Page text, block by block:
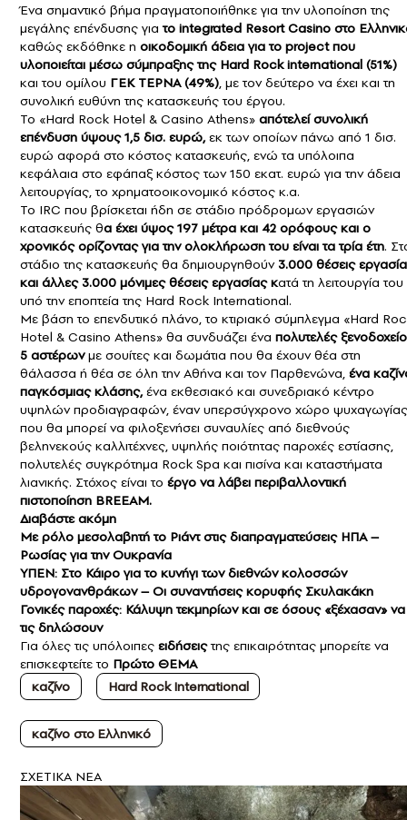
Ένα σημαντικό βήμα πραγματοποιήθηκε για την υλοποίηση της
μεγάλης επένδυσης γιατο integrated Resort Casino στο
καθώς εκδόθηκε η οικοδομική άδεια για το project που
υλοποιείται μέσω σύμπραξης της Hard Rock international (51%)
και του ομίλου ΓΕΚ ΤΕΡΝΑ (49%), με τον δεύτερο να έχει και τη
συνολική ευθύνη της κατασκευής του έργου.
Το «Hard Rock Hotel & Casino Athens» απότελεί συνολική
επένδυση ύψους 1,5 δισ. ευρώ,εκ των οποίων πάνω από 1 δισ.
ευρώ αφορά στο κόστος κατασκευής, ενώ τα υπόλοιπα
κεφάλαια στο εφάπαξ κόστος των 150 εκατ. ευρώ για την άδεια
λειτουργίας, το χρηματοοικονομικό κόστος κ.α.
Το IRC που βρίσκεται ήδη σε στάδιο πρόδρομων εργασιών
κατασκευής θα έχει ύψος 197 μέτρα και 42 ορόφους και ο
χρονικός ορίζοντας για την ολοκλήρωση του είναι τα τρία έτη.
στάδιο της κατασκευής θα δημιουργηθούν 3.000 θέσεις
και άλλες 3.000 μόνιμες θέσεις εργασίας κατά τη λειτουργία του
υπό την εποπτεία της Hard Rock International.
Με βάση το επενδυτικό πλάνο, το κτιριακό σύμπλεγμα «Hard
Hotel & Casino Athens» θα συνδυάζει ένα πολυτελές ξενοδοχείο
5 αστέρωνμε σουίτες και δωμάτια που θα έχουν θέα στη
θάλασσα ή θέα σε όλη την Αθήνα και τον Παρθενώνα, ένα
παγκόσμιας κλάσης,ένα εκθεσιακό και συνεδριακό κέντρο
υψηλών προδιαγραφών, έναν υπερσύγχρονο χώρο ψυχαγωγίας
που θα μπορεί να φιλοξενήσει συναυλίες από διεθνούς
βεληνεκούς καλλιτέχνες, υψηλής ποιότητας παροχές εστίασης,
πολυτελές συγκρότημα Rock Spa και πισίνα και καταστήματα
λιανικής. Στόχος είναι το έργο να λάβει περιβαλλοντική
πιστοποίηση BREEAM.
Διαβάστε ακόμη
Με ρόλο μεσολαβητή το Ριάντ στις διαπραγματεύσεις ΗΠΑ –
Ρωσίας για την Ουκρανία
ΥΠΕΝ: Στο Κάιρο για το κυνήγι των διεθνών κολοσσών
υδρογονανθράκων – Οι συναντήσεις κορυφής Σκυλακάκη
Γονικές παροχές: Κάλυψη τεκμηρίων και σε όσους «ξέχασαν» να
τις δηλώσουν
Για όλες τις υπόλοιπες ειδήσεις της επικαιρότητας μπορείτε να
επισκεφτείτε το Πρώτο ΘΕΜΑ
καζίνο
Hard Rock International
καζίνο στο Ελληνικό
ΣXETIKA NEA